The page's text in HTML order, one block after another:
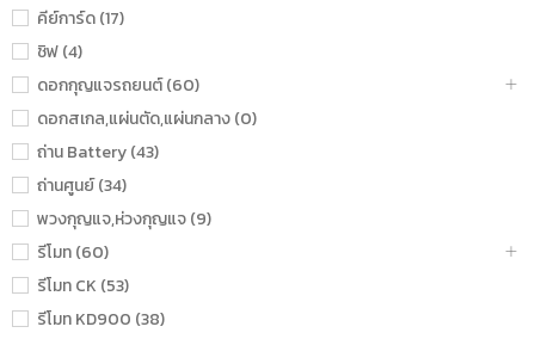
คีย์การ์ด (17)
ชิฟ (4)
ดอกกุญแจรถยนต์ (60)
ดอกสเกล,แผ่นตัด,แผ่นกลาง (0)
ถ่าน Battery (43)
ถ่านศูนย์ (34)
พวงกุญแจ,ห่วงกุญแจ (9)
รีโมท (60)
รีโมท CK (53)
รีโมท KD900 (38)